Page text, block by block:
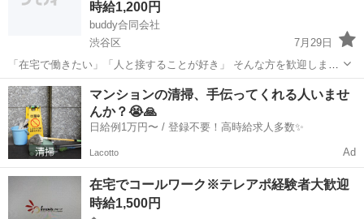
時給1,200円
buddy合同会社
渋谷区
7月29日
「在宅で働きたい」「人と接することが好き」 そんな方を歓迎しま
す！ 当社サービスをご利用のお客様からのお問い合わせ受付や、 ご案
内の日程調整を担当していただきます。 対応いただくのは、すでにお
問い合わせいただ...
東京 渋谷区 スタッフ
マンションの清掃、手伝ってくれる人いませ
んか？😭🙏
日給例1万円〜 / 登録不要！高時給求人多数✨
Lacotto Ad
在宅でコールワーク※テレアポ経験者大歓迎
時給1,500円